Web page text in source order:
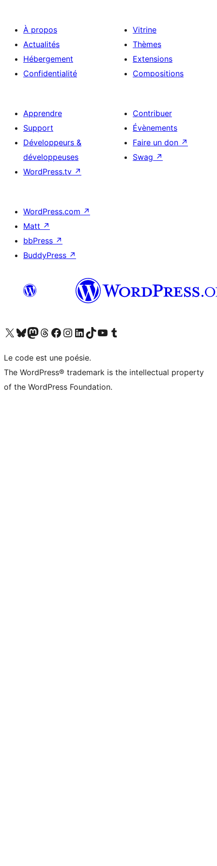
À propos
Actualités
Hébergement
Confidentialité
Vitrine
Thèmes
Extensions
Compositions
Apprendre
Support
Développeurs &
développeuses
WordPress.tv ↗
Contribuer
Évènements
Faire un don ↗
Swag ↗
WordPress.com ↗
Matt ↗
bbPress ↗
BuddyPress ↗
Visitez notre compte X (précédemment Twitter)
Visiter notre compte Bluesky
Visiter notre compte Mastodon
Visiter notre compte Threads
Consulter notre compte Facebook
Consulter notre compte Instagram
Consulter notre compte LinkedIn
Visiter notre compte TokTok
Visiter notre chaîne YouTube
Visiter notre compte Tumblr
Le code est une poésie.
The WordPress® trademark is the intellectual property
of the WordPress Foundation.